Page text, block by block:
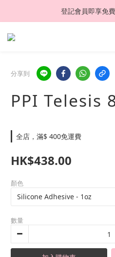
登記會員即享免
分享到
PPI Telesis
全店，滿$ 400免運費
HK$438.00
顏色
數量